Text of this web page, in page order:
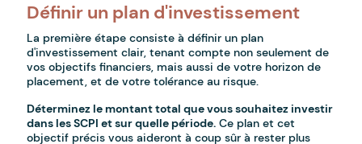
Définir un plan d'investissement
La première étape consiste à définir un plan
d'investissement clair, tenant compte non seulement de
vos objectifs financiers, mais aussi de votre horizon de
placement, et de votre tolérance au risque.
Déterminez le montant total que vous souhaitez investir
dans les SCPI et sur quelle période. Ce plan et cet
objectif précis vous aideront à coup sûr à rester plus